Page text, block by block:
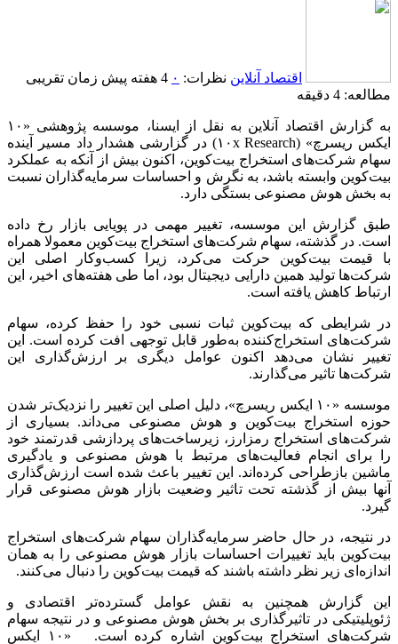
اقتصاد آنلاین نظرات: ۰ 4 هفته پیش
زمان تقریبی
مطالعه: 4 دقیقه
به گزارش اقتصاد آنلاین به نقل از ایسنا، موسسه پژوهشی «۱۰
ایکس ریسرچ» (۱۰x Research) در گزارشی هشدار داد مسیر آینده
سهام شرکت‌های استخراج بیت‌کوین، اکنون بیش از آنکه به عملکرد
بیت‌کوین وابسته باشد، به نگرش و احساسات سرمایه‌گذاران نسبت
به بخش هوش مصنوعی بستگی دارد.
طبق گزارش این موسسه، تغییر مهمی در پویایی بازار رخ داده
است. در گذشته، سهام شرکت‌های استخراج بیت‌کوین معمولا همراه
با قیمت بیت‌کوین حرکت می‌کرد، زیرا کسب‌وکار اصلی این
شرکت‌ها تولید همین دارایی دیجیتال بود، اما طی هفته‌های اخیر، این
ارتباط کاهش یافته است.
در شرایطی که بیت‌کوین ثبات نسبی خود را حفظ کرده، سهام
شرکت‌های استخراج‌کننده به‌طور قابل توجهی افت کرده است. این
تغییر نشان می‌دهد اکنون عوامل دیگری بر ارزش‌گذاری این
شرکت‌ها تاثیر می‌گذارند.
موسسه «۱۰ ایکس ریسرچ»، دلیل اصلی این تغییر را نزدیک‌تر شدن
حوزه استخراج بیت‌کوین و هوش مصنوعی می‌داند. بسیاری از
شرکت‌های استخراج رمزارز، زیرساخت‌های پردازشی قدرتمند خود
را برای انجام فعالیت‌های مرتبط با هوش مصنوعی و یادگیری
ماشین بازطراحی کرده‌اند. این تغییر باعث شده است ارزش‌گذاری
آنها بیش از گذشته تحت تاثیر وضعیت بازار هوش مصنوعی قرار
گیرد.
در نتیجه، در حال حاضر سرمایه‌گذاران سهام شرکت‌های استخراج
بیت‌کوین باید تغییرات احساسات بازار هوش مصنوعی را به همان
اندازه‌ای زیر نظر داشته باشند که قیمت بیت‌کوین را دنبال می‌کنند.
این گزارش همچنین به نقش عوامل گسترده‌تر اقتصادی و
ژئوپلیتیکی در تاثیرگذاری بر بخش هوش مصنوعی و در نتیجه سهام
شرکت‌های استخراج بیت‌کوین اشاره کرده است. «۱۰ ایکس